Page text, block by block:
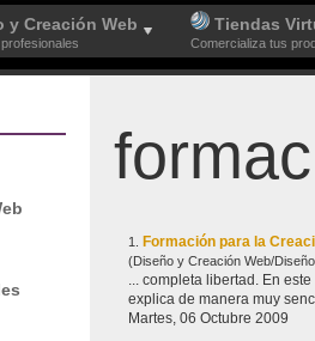
y Creación Web Tiendas
Comercializa tus
1. Formación para la
(Diseño y Creación Web/
... completa
explica de manera muy
Martes, 06 Octubre 2009